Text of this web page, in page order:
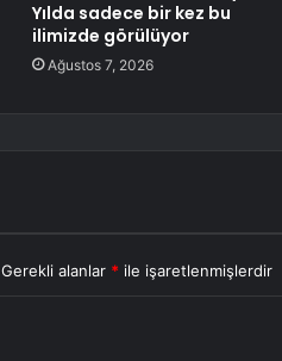
Yılda sadece bir kez bu
ilimizde görülüyor
Ağustos 7, 2026
Gerekli alanlar * ile işaretlenmişlerdir